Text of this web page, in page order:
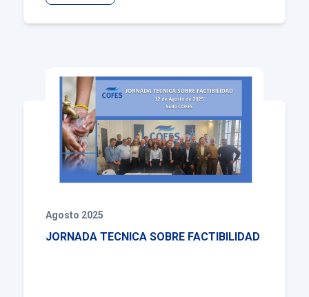
Agosto 2025
JORNADA TECNICA SOBRE FACTIBILIDAD